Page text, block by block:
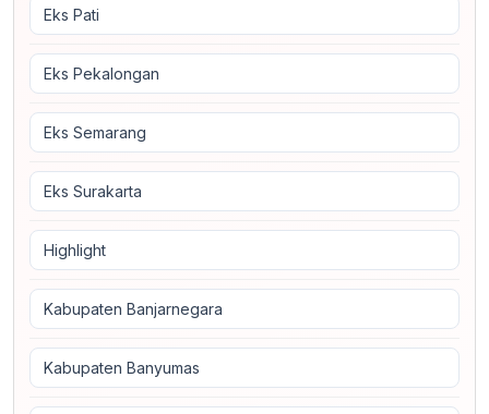
Eks Pati
Eks Pekalongan
Eks Semarang
Eks Surakarta
Highlight
Kabupaten Banjarnegara
Kabupaten Banyumas